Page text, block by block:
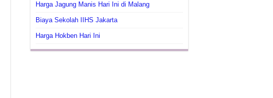
Harga Jagung Manis Hari Ini di Malang
Biaya Sekolah IIHS Jakarta
Harga Hokben Hari Ini